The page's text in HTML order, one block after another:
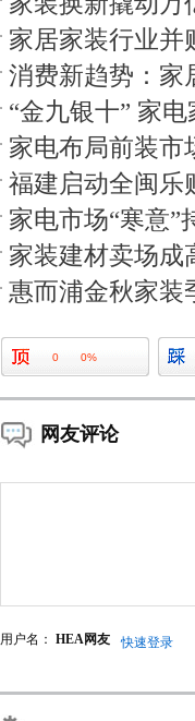
家居家装行业并
消费新趋势：家
“金九银十” 家
家电布局前装市
福建启动全闽乐
家电市场“寒意”
家装建材卖场成
惠而浦金秋家装
0 0%
网友评论
用户名： HEA网友 快速登录